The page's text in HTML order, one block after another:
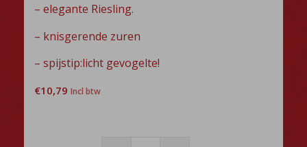
– elegante Riesling.
– knisgerende zuren
– spijstip:licht gevogelte!
€10,79 Incl btw